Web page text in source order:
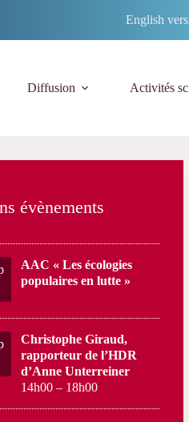
English
Diffusion Activités
évènements
AAC « Les écologies
populaires en lutte »
Christophe Giraud,
rapporteur de l’HDR
d’Anne Unterreiner
14h00 – 18h00